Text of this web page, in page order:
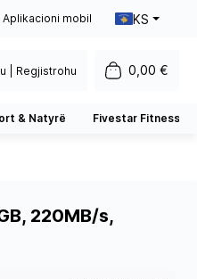
Aplikacioni mobil KS
| Regjistrohu 0,00 €
& Natyrë Fivestar Fitness
220MB/s,